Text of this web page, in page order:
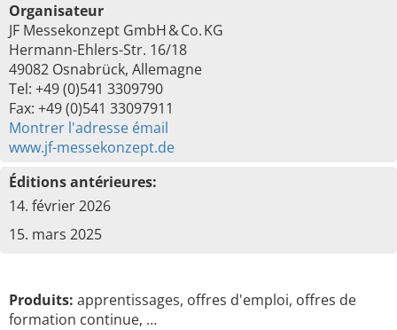
Organisateur
JF Messekonzept GmbH & Co. KG
Hermann-Ehlers-Str. 16/18
49082 Osnabrück, Allemagne
Tel: +49 (0)541 3309790
Fax: +49 (0)541 33097911
Montrer l'adresse émail
www.jf-messekonzept.de
Éditions antérieures:
14. février 2026
15. mars 2025
Produits: apprentissages, offres d'emploi, offres de
formation continue, …